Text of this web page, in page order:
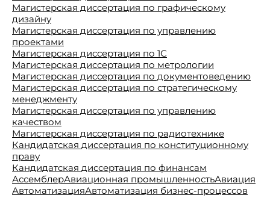
Магистерская диссертация по графическому
дизайну
Магистерская диссертация по управлению
проектами
Магистерская диссертация по 1С
Магистерская диссертация по метрологии
Магистерская диссертация по документоведению
Магистерская диссертация по стратегическому
менеджменту
Магистерская диссертация по управлению
качеством
Магистерская диссертация по радиотехнике
Кандидатская диссертация по конституционному
праву
Кандидатская диссертация по финансам
АссемблерАвиационная промышленностьАвиация
АвтоматизацияАвтоматизация бизнес-процессов